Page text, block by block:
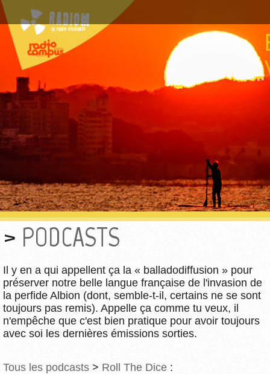
PODCASTS
Il y en a qui appellent ça la « balladodiffusion » pour
préserver notre belle langue française de l'invasion de
la perfide Albion (dont, semble-t-il, certains ne se sont
toujours pas remis). Appelle ça comme tu veux, il
n'empêche que c'est bien pratique pour avoir toujours
avec soi les dernières émissions sorties.
Tous les podcasts > Roll The Dice :